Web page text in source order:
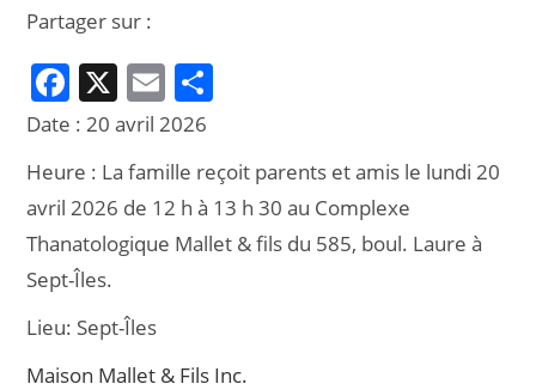
Partager sur :
F
a
c
e
b
o
o
k
X E
m
ai
l
ta
g
er
Date :20 avril 2026
Heure : La famille reçoit parents et amis le lundi 20
avril 2026 de 12 h à 13 h 30 au Complexe
Thanatologique Mallet & fils du 585, boul. Laure à
Sept-Îles.
Lieu: Sept-Îles
Maison Mallet & Fils Inc.